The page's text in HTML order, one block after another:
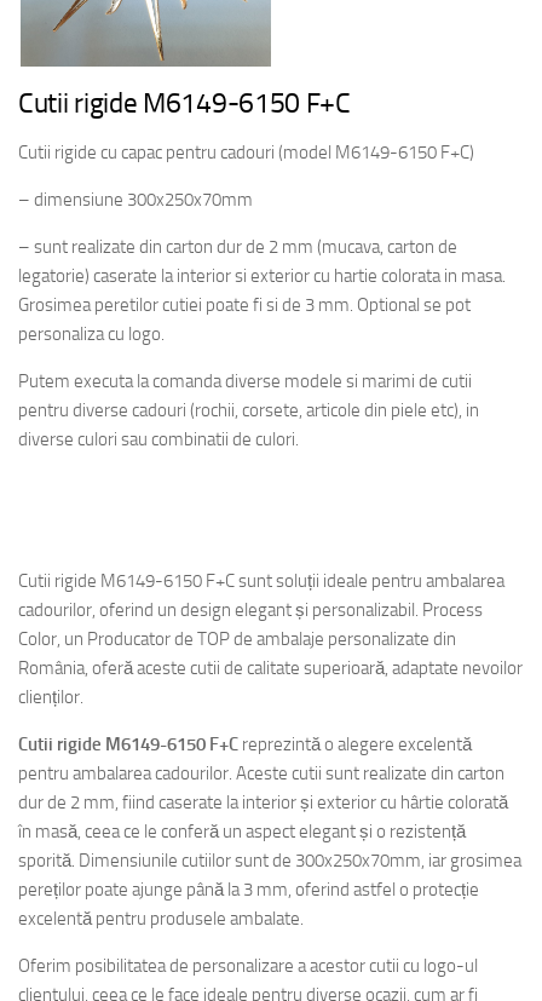
Cutii rigide M6149-6150 F+C
Cutii rigide cu capac pentru cadouri (model M6149-6150 F+C)
– dimensiune 300x250x70mm
– sunt realizate din carton dur de 2 mm (mucava, carton de
legatorie) caserate la interior si exterior cu hartie colorata in masa.
Grosimea peretilor cutiei poate fi si de 3 mm. Optional se pot
personaliza cu logo.
Putem executa la comanda diverse modele si marimi de cutii
pentru diverse cadouri (rochii, corsete, articole din piele etc), in
diverse culori sau combinatii de culori.
Cutii rigide M6149-6150 F+C sunt soluții ideale pentru ambalarea
cadourilor, oferind un design elegant și personalizabil. Process
Color, un Producator de TOP de ambalaje personalizate din
România, oferă aceste cutii de calitate superioară, adaptate nevoilor
clienților.
Cutii rigide M6149-6150 F+C reprezintă o alegere excelentă
pentru ambalarea cadourilor. Aceste cutii sunt realizate din carton
dur de 2 mm, fiind caserate la interior și exterior cu hârtie colorată
în masă, ceea ce le conferă un aspect elegant și o rezistență
sporită. Dimensiunile cutiilor sunt de 300x250x70mm, iar grosimea
pereților poate ajunge până la 3 mm, oferind astfel o protecție
excelentă pentru produsele ambalate.
Oferim posibilitatea de personalizare a acestor cutii cu logo-ul
clientului, ceea ce le face ideale pentru diverse ocazii, cum ar fi